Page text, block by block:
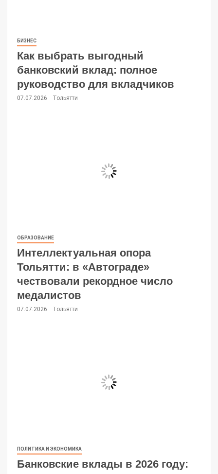
БИЗНЕС
Как выбрать выгодный
банковский вклад: полное
руководство для вкладчиков
07.07.2026 Тольятти
ОБРАЗОВАНИЕ
Интеллектуальная опора
Тольятти: в «Автограде»
чествовали рекордное число
медалистов
07.07.2026 Тольятти
ПОЛИТИКА И ЭКОНОМИКА
Банковские вклады в 2026 году: